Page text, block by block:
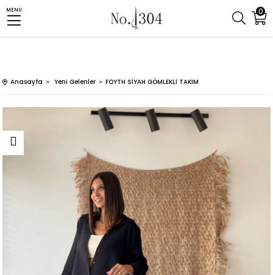
0
MENU
Anasayfa Yeni Gelenler FOYTH SİYAH GÖMLEKLİ TAKIM